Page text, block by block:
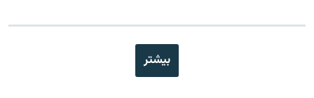
بیشتر